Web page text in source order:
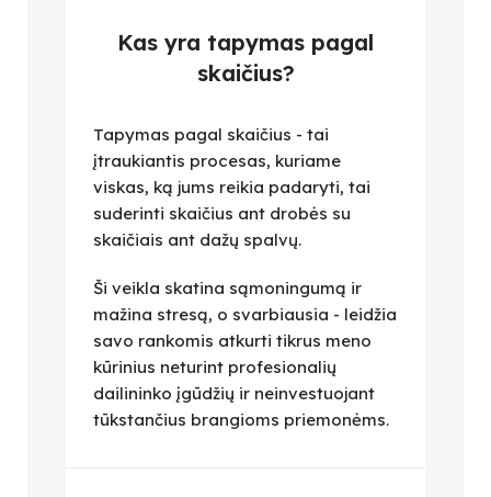
Kas yra tapymas pagal
skaičius?
Tapymas pagal skaičius - tai
įtraukiantis procesas, kuriame
viskas, ką jums reikia padaryti, tai
suderinti skaičius ant drobės su
skaičiais ant dažų spalvų.
Ši veikla skatina sąmoningumą ir
mažina stresą, o svarbiausia - leidžia
savo rankomis atkurti tikrus meno
kūrinius neturint profesionalių
dailininko įgūdžių ir neinvestuojant
tūkstančius brangioms priemonėms.